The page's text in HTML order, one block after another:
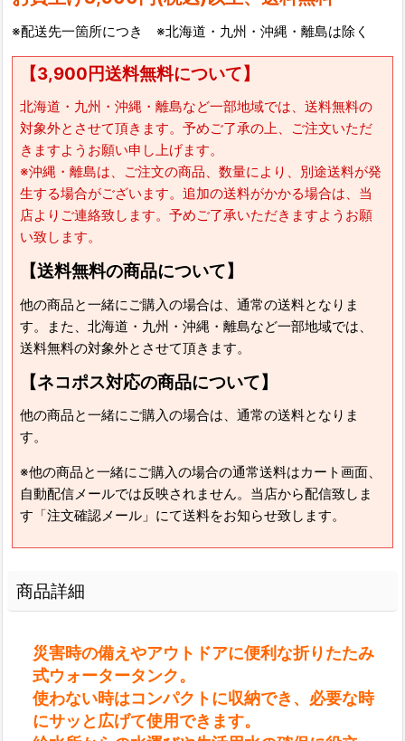
※配送先一箇所につき ※北海道・九州・沖縄・離島は除く
【3,900円送料無料について】
北海道・九州・沖縄・離島など一部地域では、送料無料の
対象外とさせて頂きます。予めご了承の上、ご注文いただ
きますようお願い申し上げます。
※沖縄・離島は、ご注文の商品、数量により、別途送料が発
生する場合がございます。追加の送料がかかる場合は、当
店よりご連絡致します。予めご了承いただきますようお願
い致します。
【送料無料の商品について】
他の商品と一緒にご購入の場合は、通常の送料となりま
す。また、北海道・九州・沖縄・離島など一部地域では、
送料無料の対象外とさせて頂きます。
【ネコポス対応の商品について】
他の商品と一緒にご購入の場合は、通常の送料となりま
す。
※他の商品と一緒にご購入の場合の通常送料はカート画面、
自動配信メールでは反映されません。当店から配信致しま
す「注文確認メール」にて送料をお知らせ致します。
商品詳細
災害時の備えやアウトドアに便利な折りたたみ
式ウォータータンク。
使わない時はコンパクトに収納でき、必要な時
にサッと広げて使用できます。